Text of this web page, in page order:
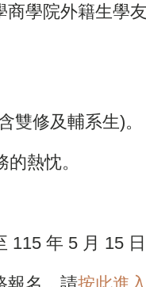
商學院外籍生學
雙修及輔系生)。
熱忱。
115 年 5 月 15